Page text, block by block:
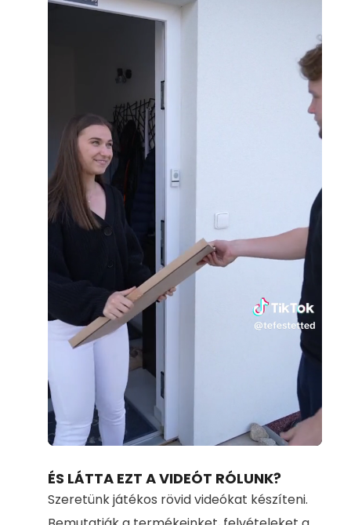
Unmute Loaded
100.00%
ÉS LÁTTA EZT A VIDEÓT RÓLUNK?
Szeretünk játékos rövid videókat készíteni.